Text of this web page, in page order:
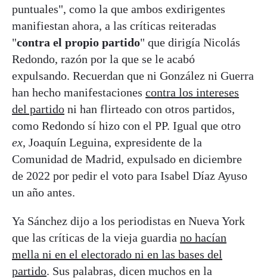
puntuales", como la que ambos exdirigentes
manifiestan ahora, a las críticas reiteradas
"contra el propio partido" que dirigía Nicolás
Redondo, razón por la que se le acabó
expulsando. Recuerdan que ni González ni Guerra
han hecho manifestaciones contra los intereses
del partido ni han flirteado con otros partidos,
como Redondo sí hizo con el PP. Igual que otro
ex, Joaquín Leguina, expresidente de la
Comunidad de Madrid, expulsado en diciembre
de 2022 por pedir el voto para Isabel Díaz Ayuso
un año antes.
Ya Sánchez dijo a los periodistas en Nueva York
que las críticas de la vieja guardia no hacían
mella ni en el electorado ni en las bases del
partido. Sus palabras, dicen muchos en la